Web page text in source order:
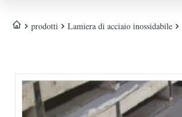
prodotti Lamiera di acciaio inossidabile